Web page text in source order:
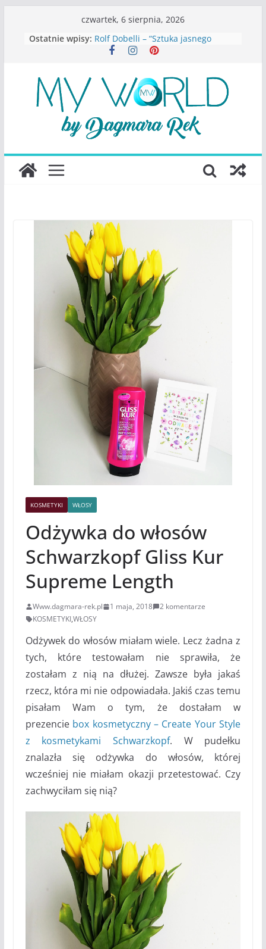
czwartek, 6 sierpnia, 2026
Ostatnie wpisy: Rolf Dobelli – “Sztuka jasnego
myślenia”
Konstancina. Sekrety seksbiznesu”
Katarzyna Lewandowicz – Zanim
straciliśmy siebie
Judith Joseph – “Wysoko
funkcjonująca depresja”
S.Wynn-Williams – “Bezwzględni. O
największego portalu
KOSMETYKI WŁOSY
Odżywka do włosów
Schwarzkopf Gliss Kur
Supreme Length
Www.dagmara-rek.pl 1 maja, 2018
2 komentarze
KOSMETYKI,WŁOSY
Odżywek do włosów miałam wiele. Lecz żadna z
tych, które testowałam nie sprawiła, że
zostałam z nią na dłużej. Zawsze była jakaś
rzecz, która mi nie odpowiadała. Jakiś czas temu
pisałam Wam o tym, że dostałam w
prezencie box kosmetyczny – Create Your Style
z kosmetykami Schwarzkopf. W pudełku
znalazła się odżywka do włosów, której
wcześniej nie miałam okazji przetestować. Czy
zachwyciłam się nią?